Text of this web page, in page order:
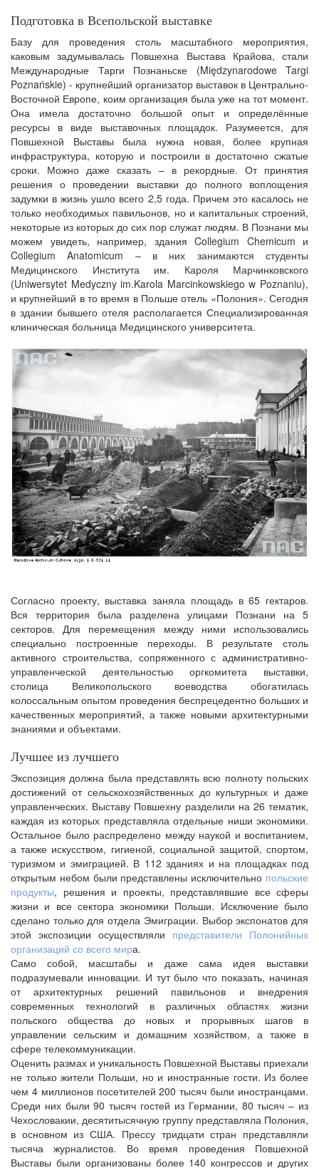
Подготовка в Всепольской выставке
Базу для проведения столь масштабного мероприятия,
каковым задумывалась Повшехна Выстава Крайова, стали
Международные Тарги Познаньске (Międzynarodowe Targi
Poznańskie) - крупнейший организатор выставок в Центрально-
Восточной Европе, коим организация была уже на тот момент.
Она имела достаточно большой опыт и определённые
ресурсы в виде выставочных площадок. Разумеется, для
Повшехной Выставы была нужна новая, более крупная
инфраструктура, которую и построили в достаточно сжатые
сроки. Можно даже сказать – в рекордные. От принятия
решения о проведении выставки до полного воплощения
задумки в жизнь ушло всего 2,5 года. Причем это касалось не
только необходимых павильонов, но и капитальных строений,
некоторые из которых до сих пор служат людям. В Познани мы
можем увидеть, например, здания Collegium Chemicum и
Collegium Anatomicum – в них занимаются студенты
Медицинского Института им. Кароля Марчинковского
(Uniwersytet Medyczny im.Karola Marcinkowskiego w Poznaniu),
и крупнейший в то время в Польше отель «Полония». Сегодня
в здании бывшего отеля располагается Специализированная
клиническая больница Медицинского университета.
Согласно проекту, выставка заняла площадь в 65 гектаров.
Вся территория была разделена улицами Познани на 5
секторов. Для перемещения между ними использовались
специально построенные переходы. В результате столь
активного строительства, сопряженного с административно-
управленческой деятельностью оргкомитета выставки,
столица Великопольского воеводства обогатилась
колоссальным опытом проведения беспрецедентно больших и
качественных мероприятий, а также новыми архитектурными
знаниями и объектами.
Лучшее из лучшего
Экспозиция должна была представлять всю полноту польских
достижений от сельскохозяйственных до культурных и даже
управленческих. Выставу Повшехну разделили на 26 тематик,
каждая из которых представляла отдельные ниши экономики.
Остальное было распределено между наукой и воспитанием,
а также искусством, гигиеной, социальной защитой, спортом,
туризмом и эмиграцией. В 112 зданиях и на площадках под
открытым небом были представлены исключительно польские
продукты, решения и проекты, представлявшие все сферы
жизни и все сектора экономики Польши. Исключение было
сделано только для отдела Эмиграции. Выбор экспонатов для
этой экспозиции осуществляли представители Полонийных
организаций со всего мира.
Само собой, масштабы и даже сама идея выставки
подразумевали инновации. И тут было что показать, начиная
от архитектурных решений павильонов и внедрения
современных технологий в различных областях жизни
польского общества до новых и прорывных шагов в
управлении сельским и домашним хозяйством, а также в
сфере телекоммуникации.
Оценить размах и уникальность Повшехной Выставы приехали
не только жители Польши, но и иностранные гости. Из более
чем 4 миллионов посетителей 200 тысяч были иностранцами.
Среди них были 90 тысяч гостей из Германии, 80 тысяч – из
Чехословакии, десятитысячную группу представляла Полония,
в основном из США. Прессу тридцати стран представляли
тысяча журналистов. Во время проведения Повшехной
Выставы были организованы более 140 конгрессов и других